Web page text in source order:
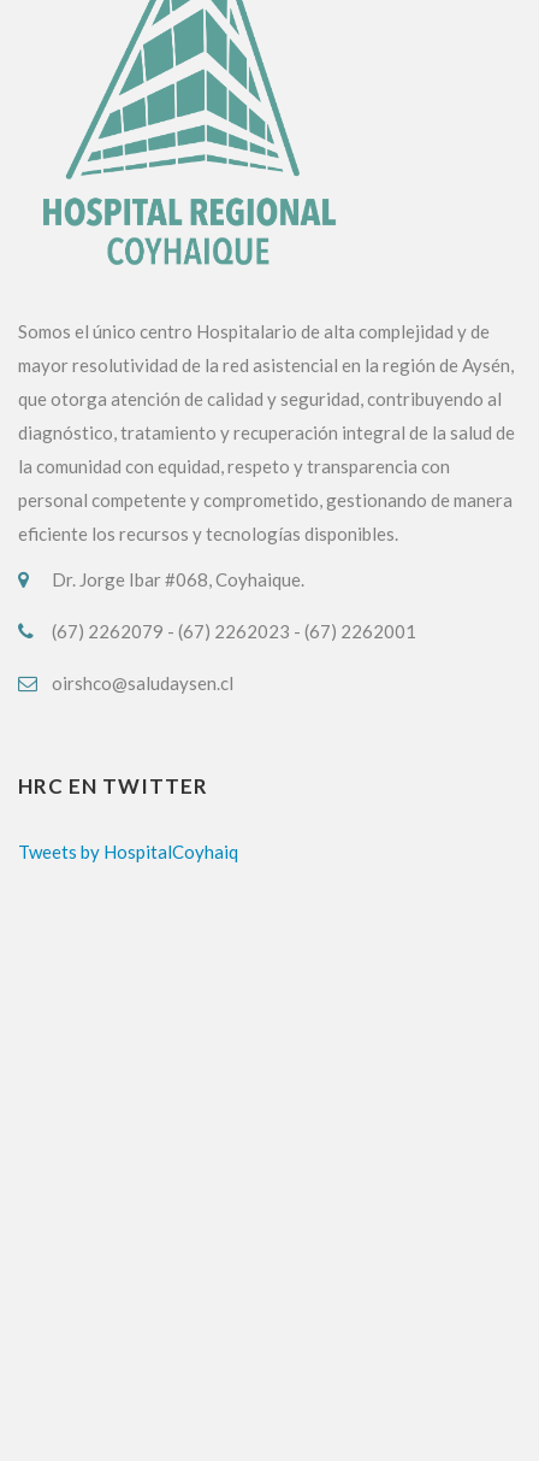
Somos el único centro Hospitalario de alta complejidad y de
mayor resolutividad de la red asistencial en la región de Aysén,
que otorga atención de calidad y seguridad, contribuyendo al
diagnóstico, tratamiento y recuperación integral de la salud de
la comunidad con equidad, respeto y transparencia con
personal competente y comprometido, gestionando de manera
eficiente los recursos y tecnologías disponibles.
Dr. Jorge Ibar #068, Coyhaique.
(67) 2262079 - (67) 2262023 - (67) 2262001
oirshco@saludaysen.cl
HRC EN TWITTER
Tweets by HospitalCoyhaiq